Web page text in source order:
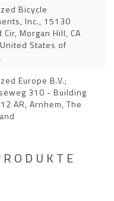
Bicycle
Inc., 15130
Cir, Morgan Hill, CA
States of
Europe B.V.;
310 - Building
AR, Arnhem, The